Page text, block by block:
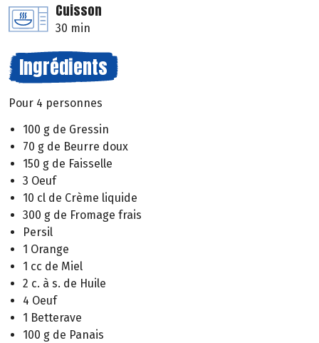
Cuisson
30 min
Ingrédients
Pour 4 personnes
100 g de Gressin
70 g de Beurre doux
150 g de Faisselle
3 Oeuf
10 cl de Crème liquide
300 g de Fromage frais
Persil
1 Orange
1 cc de Miel
2 c. à s. de Huile
4 Oeuf
1 Betterave
100 g de Panais